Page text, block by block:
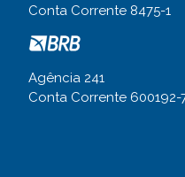
Conta Corrente 8475-1
Agência 241
Conta Corrente 600192-